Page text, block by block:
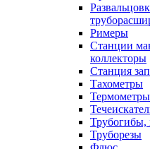
Римеры
Станции
коллекторы
Станция
Тахометры
Термометры
Труборезы